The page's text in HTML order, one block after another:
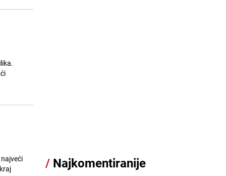
Novog
BOSNA I HERCEGOVINA
/ Najkomentiranije